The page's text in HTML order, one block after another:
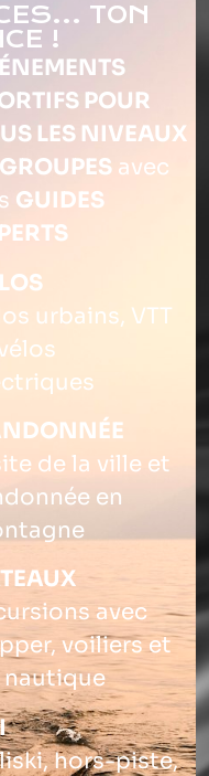
TON
!
POUR
LES NIVEAUX
avec
GUIDES
urbains, VTT
de la ville et
en
avec
voiliers et
nautique
hors-piste,